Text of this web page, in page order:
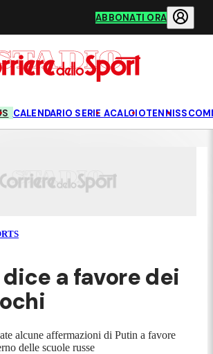
ABBONATI ORA
CALENDARIO SERIE ACALCIOTENNIS
a favore dei
alcune affermazioni di Putin a favore
delle scuole russe